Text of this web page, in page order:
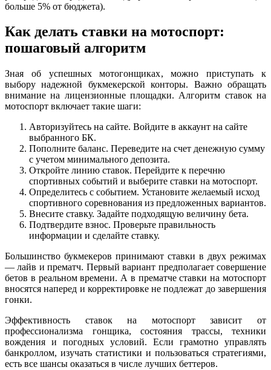
больше 5% от бюджета).
Как делать ставки на мотоспорт:
пошаговый алгоритм
Зная об успешных мотогонщиках, можно приступать к
выбору надежной букмекерской конторы. Важно обращать
внимание на лицензионные площадки. Алгоритм ставок на
мотоспорт включает такие шаги:
Авторизуйтесь на сайте. Войдите в аккаунт на сайте
выбранного БК.
Пополните баланс. Переведите на счет денежную сумму
с учетом минимального депозита.
Откройте линию ставок. Перейдите к перечню
спортивных событий и выберите ставки на мотоспорт.
Определитесь с событием. Установите желаемый исход
спортивного соревнования из предложенных вариантов.
Внесите ставку. Задайте подходящую величину бета.
Подтвердите взнос. Проверьте правильность
информации и сделайте ставку.
Большинство букмекеров принимают ставки в двух режимах
— лайв и прематч. Первый вариант предполагает совершение
бетов в реальном времени. А в прематче ставки на мотоспорт
вносятся наперед и корректировке не подлежат до завершения
гонки.
Эффективность ставок на мотоспорт зависит от
профессионализма гонщика, состояния трассы, техники
вождения и погодных условий. Если грамотно управлять
банкроллом, изучать статистики и пользоваться стратегиями,
есть все шансы оказаться в числе лучших беттеров.